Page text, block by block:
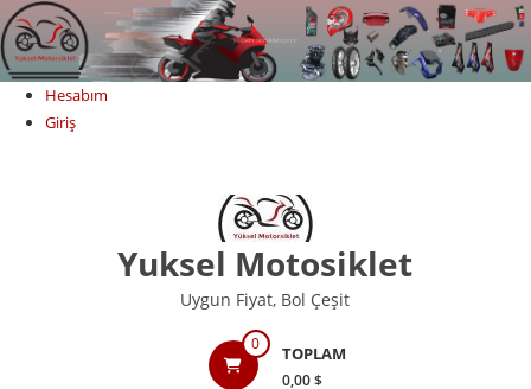
Skip
to
content
Hesabım
Giriş
Yuksel Motosiklet
Uygun Fiyat, Bol Çeşit
0 TOPLAM
0,00 $